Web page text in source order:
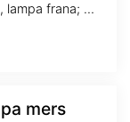
Tip produs: bec, lampa ceata spate; bec, lampa frana; bec, lampa mers inapoi; bec, lampa spate; bec, semnalizator; bec,lumini de stationare
mers